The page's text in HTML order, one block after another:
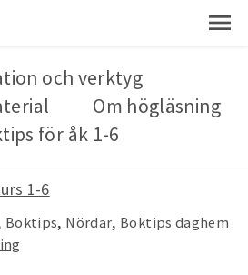
1-6
och verktyg
Om högläsning
för åk 1-6
Boktips Nördar Boktips daghem